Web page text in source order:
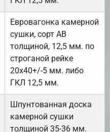
Евровагонка камерной
сушки, сорт АВ
толщиной, 12,5 мм. по
строганой рейке
20х40+/-5 мм. либо
ГКЛ 12,5 мм.
Шпунтованная доска
камерной сушки
толщиной 35-36 мм.